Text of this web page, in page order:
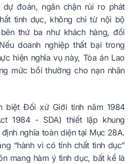
dự đoán, ngăn chặn rủi ro phát
tình dục, không chỉ từ nội bộ
thứ ba như khách hàng, đối
doanh nghiệp thất bại trong
hiện nghĩa vụ này, Tòa án Lao
mức bồi thường cho nạn nhân
biệt Đối xử Giới tính năm 1984
1984 - SDA) thiết lập khung
nghĩa toàn diện tại Mục 28A.
“hành vi có tính chất tình dục”
mang hàm ý tình dục, bất kể là